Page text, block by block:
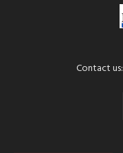
Contact us: